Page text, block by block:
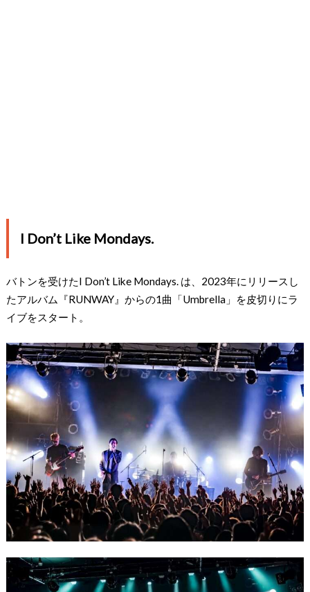
I Don’t Like Mondays.
バトンを受けたI Don’t Like Mondays. は、2023年にリリースし
たアルバム『RUNWAY』からの1曲「Umbrella」を皮切りにラ
イブをスタート。